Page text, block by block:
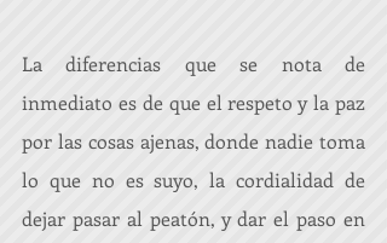
La diferencias que se nota de
inmediato es de que el respeto y la paz
por las cosas ajenas, donde nadie toma
lo que no es suyo, la cordialidad de
dejar pasar al peatón, y dar el paso en